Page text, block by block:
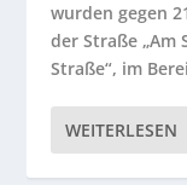
wurden gegen
der Straße „Am
Straße“, im
WEITERLESEN